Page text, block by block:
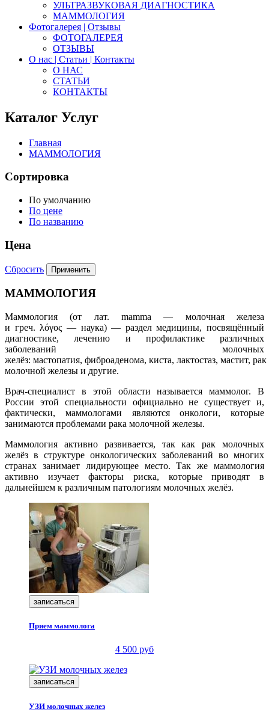
УЛЬТРАЗВУКОВАЯ ДИАГНОСТИКА
МАММОЛОГИЯ
Фотогалерея | Отзывы
ФОТОГАЛЕРЕЯ
ОТЗЫВЫ
О нас | Статьи | Контакты
О НАС
СТАТЬИ
КОНТАКТЫ
Каталог Услуг
Главная
МАММОЛОГИЯ
Сортировка
По умолчанию
По цене
По названию
Цена
Сбросить
МАММОЛОГИЯ
Маммология (от лат. mamma — молочная железа
и греч. λόγος — наука) — разделмедицины, посвящённый
диагностике, лечению и профилактике различных
заболеваний молочных
желёз: мастопатия, фиброаденома, киста, лактостаз, мастит, рак
молочной железы и другие.
Врач-специалист в этой области называется маммолог. В
России этой специальности официально не существует и,
фактически, маммологами являютсяонкологи, которые
занимаются проблемами рака молочной железы.
Маммология активно развивается, так какрак молочных
желёз в структуре онкологическихзаболеваний во многих
странах занимает лидирующее место. Так же маммология
активно изучает факторы риска, которые приводят в
дальнейшем к различным патологиям молочных желёз.
записаться
Прием маммолога
4 500 руб
записаться
УЗИ молочных желез